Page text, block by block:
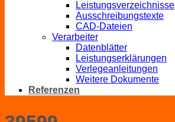
Leistungsverzeichnisse
Ausschreibungstexte
CAD-Dateien
Verarbeiter
Datenblätter
Leistungserklärungen
Verlegeanleitungen
Weitere Dokumente
Referenzen